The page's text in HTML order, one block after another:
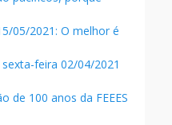
05/2021: O melhor é
feira 02/04/2021
de 100 anos da FEEES